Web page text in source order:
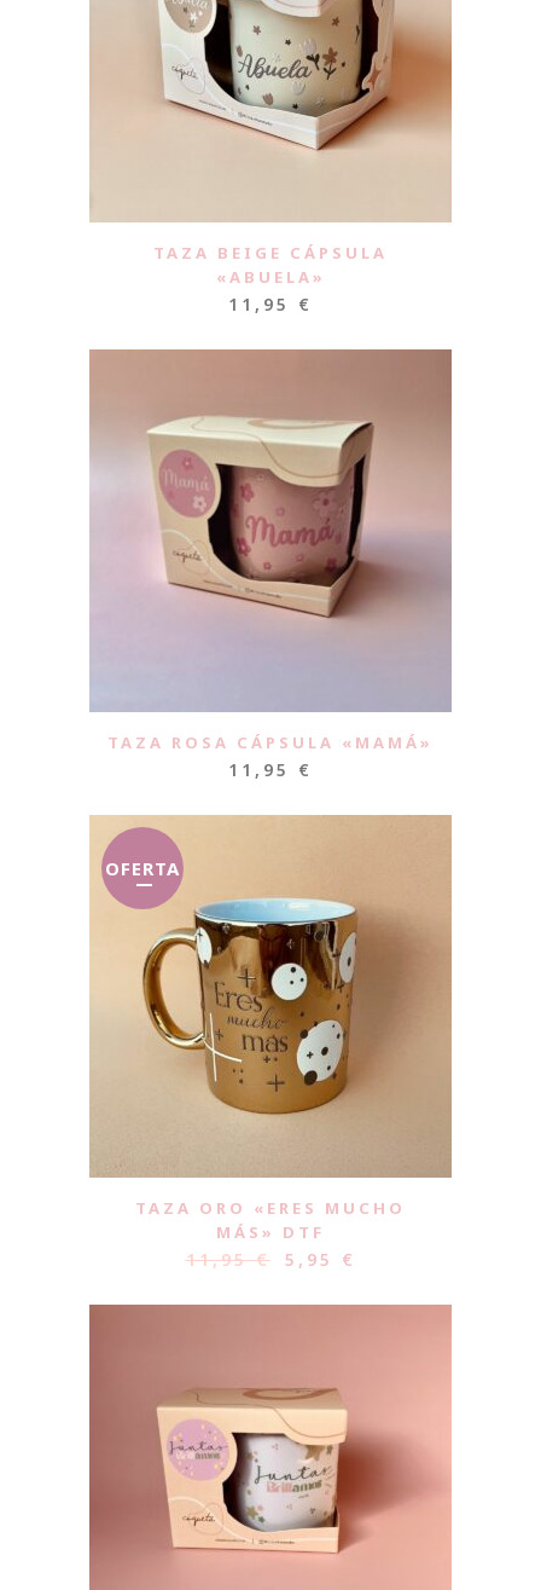
TAZA BEIGE CÁPSULA
«ABUELA»
11,95 €
TAZA ROSA CÁPSULA «MAMÁ»
11,95 €
OFERTA
TAZA ORO «ERES MUCHO
MÁS» DTF
11,95€ 5,95 €